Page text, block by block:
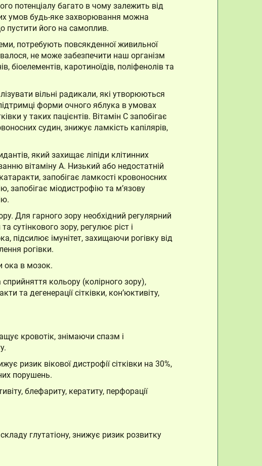
потенціалу багато в чому залежить від
умов будь-яке захворювання можна
пустити його на самоплив.
потребують повсякденної живильної
не може забезпечити наш організм
каротиноїдів, поліфенолів та
вільні радикали, які утворюються
форми очного яблука в умовах
у таких пацієнтів. Вітамін С запобігає
судин, знижує ламкість капілярів,
який захищає ліпіди клітинних
вітаміну А. Низький або недостатній
запобігає ламкості кровоносних
запобігає міодистрофію та м’язову
Для гарного зору необхідний регулярний
сутінкового зору, регулює ріст і
підсилює імунітет, захищаючи рогівку від
рогівки.
ока в мозок.
кольору (колірного зору),
та дегенерації сітківки, кон’юктивіту,
кровотік, знімаючи спазм і
ризик вікової дистрофії сітківки на 30%,
порушень.
блефариту, кератиту, перфорації
глутатіону, знижує ризик розвитку